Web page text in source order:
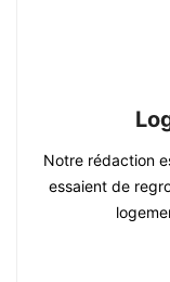
Notre rédaction
essaient de